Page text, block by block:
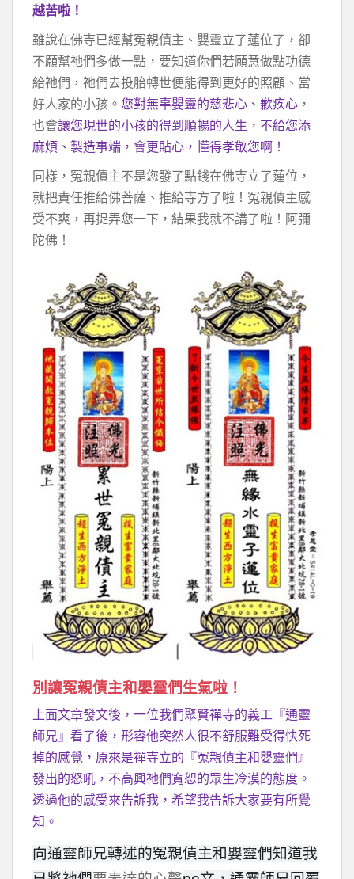
越苦啦！
雖說在佛寺已經幫冤親債主、嬰靈立了蓮位了，卻
不願幫祂們多做一點，要知道你們若願意做點功德
給祂們，祂們去投胎轉世便能得到更好的照顧、當
好人家的小孩。 您對無辜嬰靈的慈悲心、歉疚心 ，
也會讓您現世的小孩的得到順暢的人生，不給您添
麻煩、製造事端，會更貼心，懂得孝敬您啊！
同樣，冤親債主不是您發了點錢在佛寺立了蓮位，
就把責任推給佛菩薩、推給寺方了啦！冤親債主感
受不爽，再捉弄您一下，結果我就不講了啦！阿彌
陀佛！
別讓冤親債主和嬰靈們生氣啦！
上面文章發文後，一位我們聚賢禪寺的義工『通靈
師兄』看了後，形容他突然人很不舒服難受得快死
掉的感覺，原來是禪寺立的『冤親債主和嬰靈們』
發出的怒吼，不高興祂們寬恕的眾生冷漠的態度。
透過他的感受來告訴我，希望我告訴大家要有所覺
知。
向通靈師兄轉述的冤親債主和嬰靈們知道我